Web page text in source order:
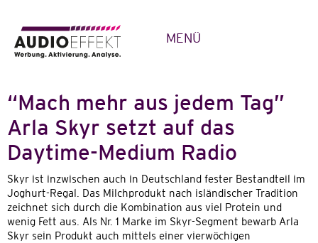
MENÜ
“Mach mehr aus jedem Tag”
Arla Skyr setzt auf das
Daytime-Medium Radio
Skyr ist inzwischen auch in Deutschland fester Bestandteil im
Joghurt-Regal. Das Milchprodukt nach isländischer Tradition
zeichnet sich durch die Kombination aus viel Protein und
wenig Fett aus. Als Nr. 1 Marke im Skyr-Segment bewarb Arla
Skyr sein Produkt auch mittels einer vierwöchigen